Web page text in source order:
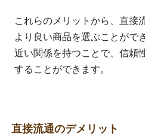
これらのメリットから、直接
より良い商品を選ぶことがで
近い関係を持つことで、信頼
することができます。
直接流通のデメリット